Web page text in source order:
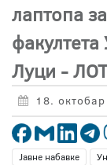
лаптопа
Луци -
18.
Јавне набавке